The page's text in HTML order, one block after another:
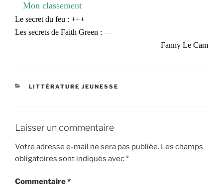
Mon classement
Le secret du feu : +++
Les secrets de Faith Green : —
Fanny Le Cam
CATÉGORIES
LITTÉRATURE JEUNESSE
Laisser un commentaire
Votre adresse e-mail ne sera pas publiée. Les champs
obligatoires sont indiqués avec*
Commentaire*